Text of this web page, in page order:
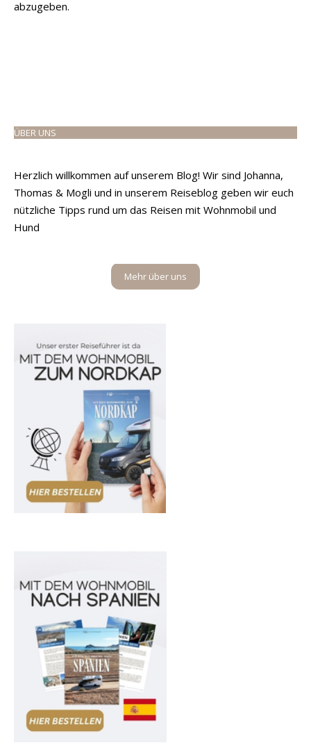
abzugeben.
ÜBER UNS
Herzlich willkommen auf unserem Blog! Wir sind Johanna,
Thomas & Mogli und in unserem Reiseblog geben wir euch
nützliche Tipps rund um das Reisen mit Wohnmobil und
Hund
Mehr über uns